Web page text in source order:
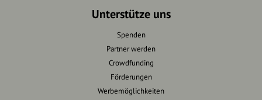
Unterstütze uns
Spenden
Partner werden
Crowdfunding
Förderungen
Werbemöglichkeiten